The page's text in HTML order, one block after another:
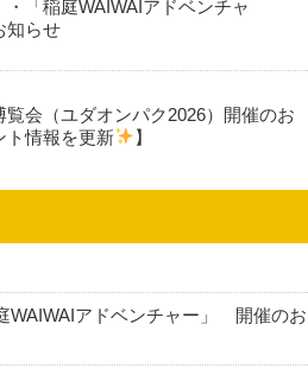
・「稲庭WAIWAIアドベンチャ
らせ
覧会（ユダオンパク2026）開催のお
ト情報を更新
】
WAIWAIアドベンチャー」 開催のお